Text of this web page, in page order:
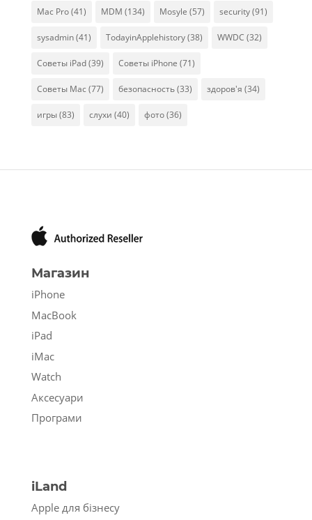
Mac Pro(41) MDM (134) Mosyle (57) security(91)
sysadmin(41) TodayinApplehistory(38) WWDC (32)
Советы iPad(39) Советы iPhone (71)
Советы Mac (77) безопасность(33) здоров'я (34)
игры(83) слухи (40) фото(36)
Магазин
iPhone
MacBook
iPad
iMac
Watch
Аксесуари
Програми
iLand
Apple для бізнесу